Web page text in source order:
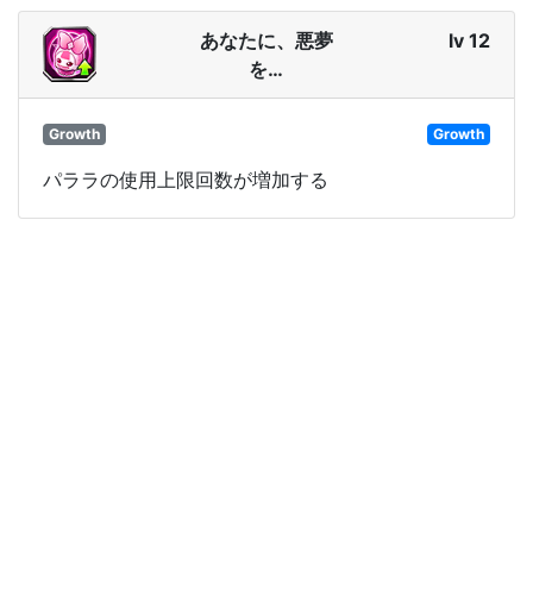
あなたに、悪夢
を…
lv 12
Growth Growth
パララの使用上限回数が増加する